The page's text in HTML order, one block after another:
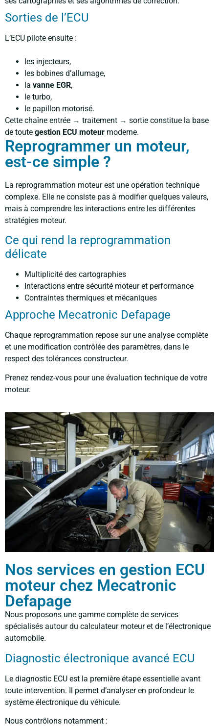
Sorties de l’ECU
L’ECU pilote ensuite :
les injecteurs,
les bobines d’allumage,
la vanne EGR,
le turbo,
le papillon motorisé.
Cette chaîne entrée → traitement → sortie constitue la base
de toute gestion ECU moteur moderne.
Reprogrammer un moteur,
est-ce simple ?
La reprogrammation moteur est une opération technique
complexe. Elle ne consiste pas à modifier quelques valeurs,
mais à comprendre les interactions entre les différentes
stratégies moteur.
Ce qui rend la reprogrammation
délicate
Multiplicité des cartographies
Interactions entre sécurité moteur et performance
Contraintes thermiques et mécaniques
Approche Mecatronic Defapage
Chaque reprogrammation repose sur une analyse complète
et une modification contrôlée des paramètres, dans le
respect des tolérances constructeur.
Prenez rendez-vous pour une évaluation technique de votre
moteur.
Nos services en gestion ECU
moteur chez Mecatronic
Defapage
Nous proposons une gamme complète de services
spécialisés autour du calculateur moteur et de l’électronique
automobile.
Diagnostic électronique avancé ECU
Le diagnostic ECU est la première étape essentielle avant
toute intervention. Il permet d’analyser en profondeur le
système électronique du véhicule.
Nous contrôlons notamment :